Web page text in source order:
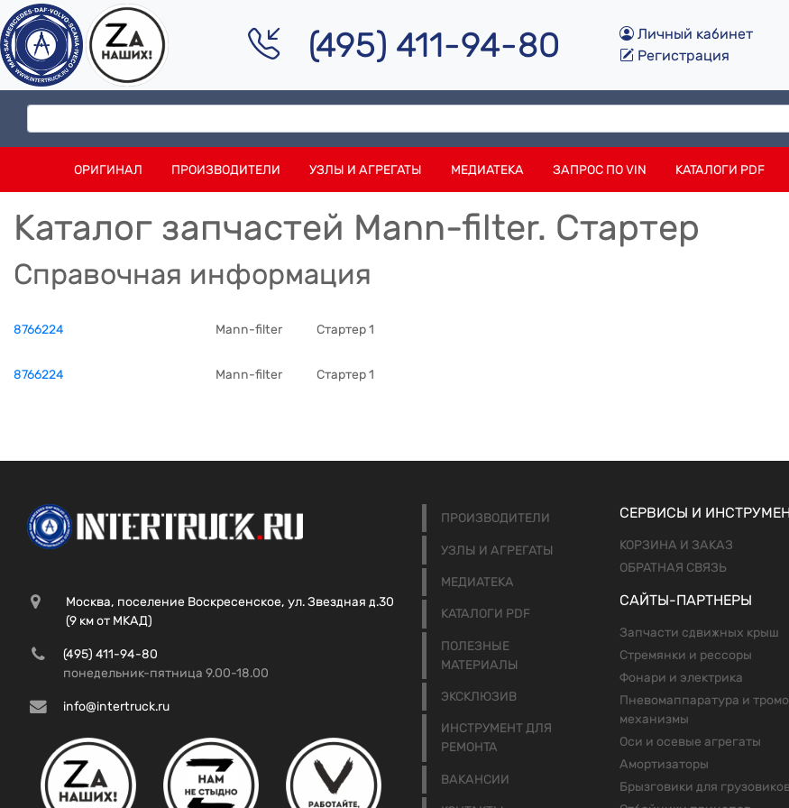
(495) 411-94-80
Личный кабинет
Регистрация
ОРИГИНАЛ ПРОИЗВОДИТЕЛИ УЗЛЫ И АГРЕГАТЫ МЕДИАТЕКА ЗАПРОС ПО VIN КАТАЛОГИ PDF
Каталог запчастей Mann-filter. Стартер
Справочная информация
8766224 Mann-filter Стартер 1
8766224
Mann-filter Стартер 1
Москва, поселение Воскресенское, ул. Звездная д.30
(9 км от МКАД)
(495) 411-94-80
понедельник-пятница 9.00-18.00
info@intertruck.ru
ПРОИЗВОДИТЕЛИ
УЗЛЫ И АГРЕГАТЫ
МЕДИАТЕКА
КАТАЛОГИ PDF
ПОЛЕЗНЫЕ
МАТЕРИАЛЫ
ЭКСКЛЮЗИВ
ИНСТРУМЕНТ ДЛЯ
РЕМОНТА
ВАКАНСИИ
СЕРВИСЫ И
КОРЗИНА И ЗАКАЗ
ОБРАТНАЯ СВЯЗЬ
САЙТЫ-ПАРТНЕРЫ
Запчасти сдвижных крыш
Стремянки и рессоры
Фонари и электрика
Пневомаппаратура и
механизмы
Оси и осевые агрегаты
Амортизаторы
Брызговики для